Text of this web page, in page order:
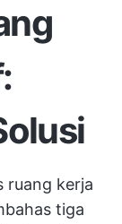
ruang kerja
tiga